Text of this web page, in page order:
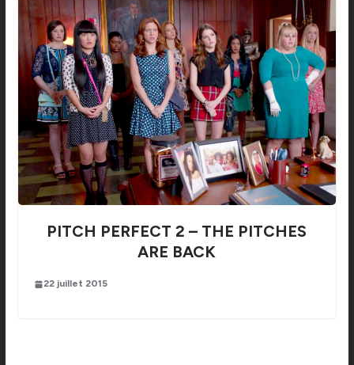
PITCH PERFECT 2 – THE PITCHES
ARE BACK
22 juillet 2015